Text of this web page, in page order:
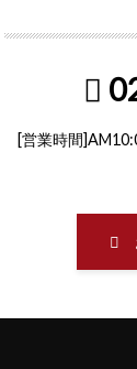
[営業時間